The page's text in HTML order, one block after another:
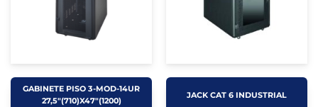
GABINETE PISO 3-MOD-14UR
27,5"(710)X47"(1200)
JACK CAT 6 INDUSTRIAL